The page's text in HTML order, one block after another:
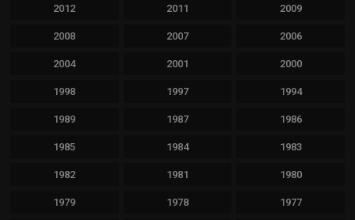
2012 2011 2009
2008 2007 2006
2004 2001 2000
1998 1997 1994
1989 1987 1986
1985 1984 1983
1982 1981 1980
1979 1978 1977